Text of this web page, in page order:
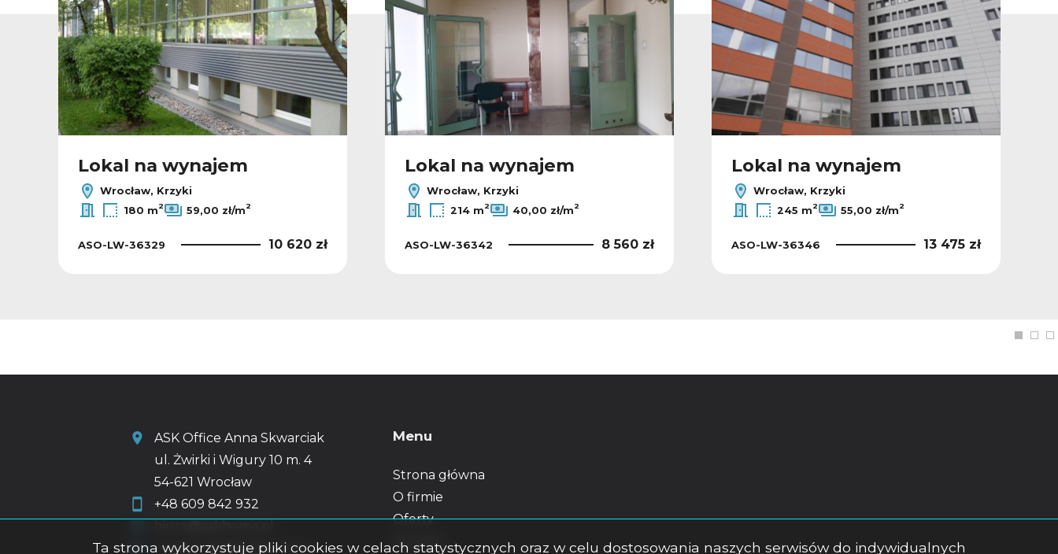
Lokal na wynajem
Wrocław, Krzyki
180 m2 59,00 zł/m2
ASO-LW-36329 10 620 zł
Lokal na wynajem
Wrocław, Krzyki
214 m2 40,00 zł/m2
ASO-LW-36342 8 560 zł
Lokal na wynajem
Wrocław, Krzyki
245 m2 55,00 zł/m2
ASO-LW-36346 13 475 zł
ASK Office Anna Skwarciak
ul. Żwirki i Wigury 10 m. 4
54-621 Wrocław
+48 609 842 932
a.skwarciak@askhome.pl
Menu
Strona główna
O firmie
Oferty
Kontakt
Ta strona wykorzystuje pliki cookies w celach statystycznych oraz w celu dostosowania naszych serwisów do indywidualnych